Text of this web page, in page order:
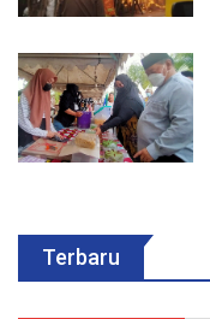
Terbaru